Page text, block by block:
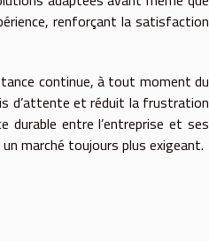
renforçant la satisfaction
continue, à tout moment du
d’attente et réduit la frustration
durable entre l’entreprise et ses
marché toujours plus exigeant.